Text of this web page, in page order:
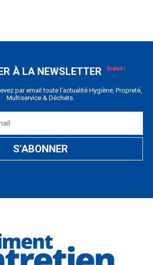
À LA NEWSLETTER
par email toute l'actualité Hygiène, Propreté,
Multiservice & Déchets.